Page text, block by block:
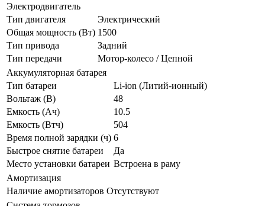
Электродвигатель
Тип двигателя
Электрический
Общая мощность (Вт) 1500
Тип привода
Задний
Тип передачи
Мотор-колесо / Цепной
Аккумуляторная батарея
Тип батареи
Li-ion (Литий-ионный)
Вольтаж (В)
48
Емкость (Ач)
10.5
Емкость (Втч)
504
Время полной зарядки (ч) 6
Быстрое снятие батареи
Да
Место установки батареи Встроена в раму
Амортизация
Наличие амортизаторов Отсутствуют